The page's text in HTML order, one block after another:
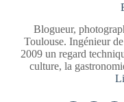
Blogueur,
Toulouse. Ingénieur
2009 un regard
culture, la